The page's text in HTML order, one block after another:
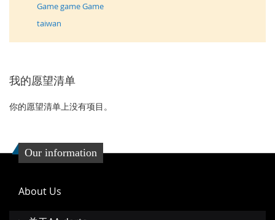
Game game Game
taiwan
我的愿望清单
你的愿望清单上没有项目。
Our information
About Us